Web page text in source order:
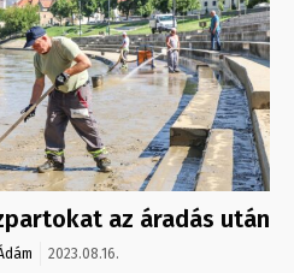
az áradás után
2023.08.16.